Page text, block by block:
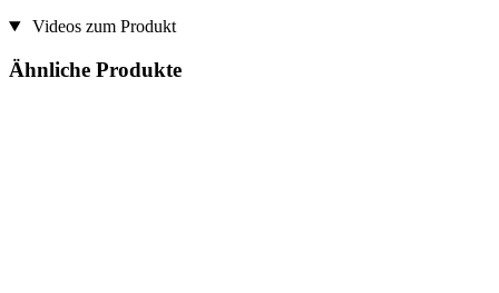
Videos zum Produkt
Ähnliche Produkte